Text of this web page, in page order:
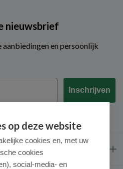
nieuwsbrief
en persoonlijk
Inschrijven
op deze website
cookies en, met uw
cookies
social-media- en